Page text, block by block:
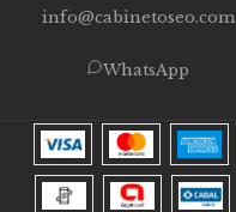
info@cabinetoseo.com
WhatsApp